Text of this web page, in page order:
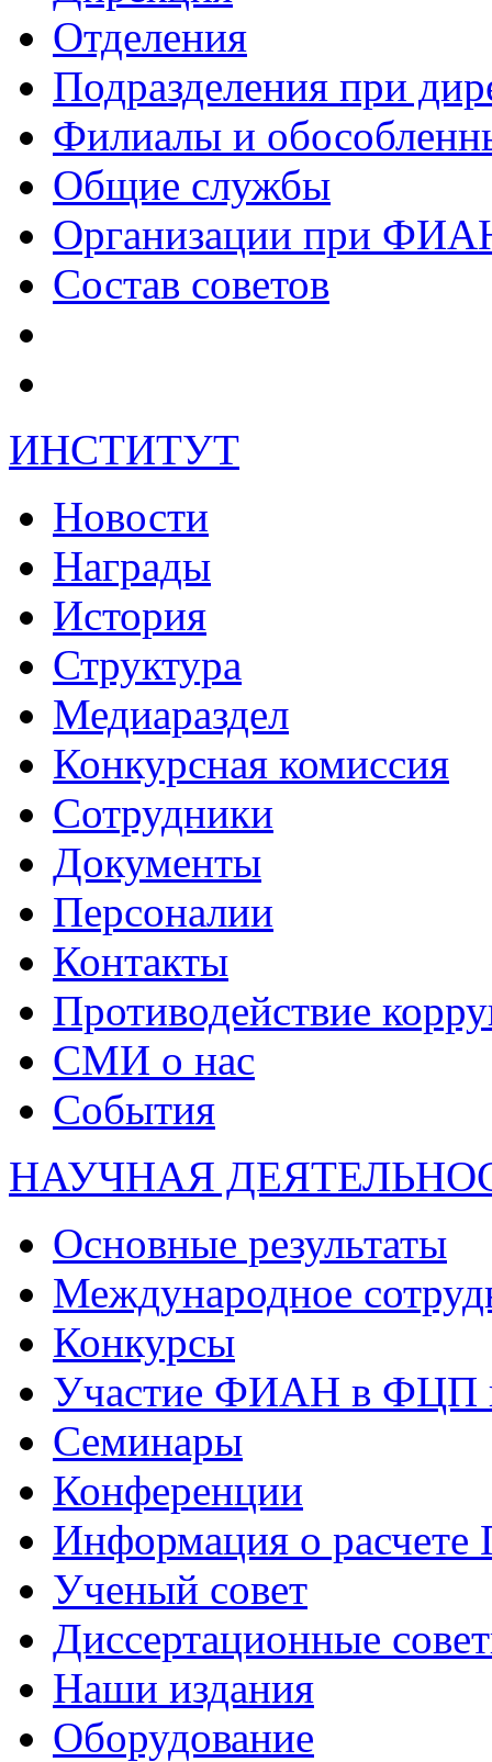
Отделения
Подразделения при
Филиалы и
Общие службы
Организации при
Состав советов
ИНСТИТУТ
Новости
Награды
История
Структура
Медиараздел
Конкурсная комиссия
Сотрудники
Документы
Персоналии
Контакты
Противодействие
СМИ о нас
События
НАУЧНАЯ
Основные результаты
Международное
Конкурсы
Участие ФИАН в ФЦП
Семинары
Конференции
Информация о
Ученый совет
Диссертационные
Наши издания
Оборудование